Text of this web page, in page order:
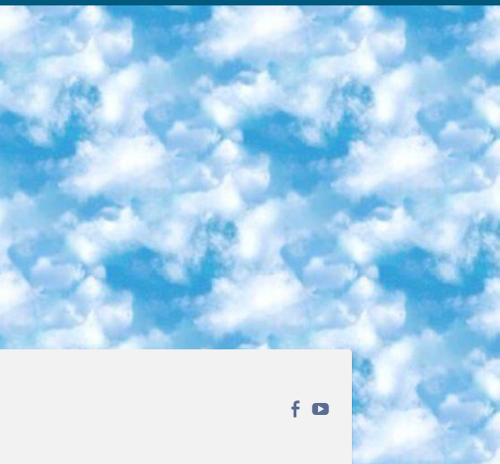
«Смартия» ориентируется на русскоязычную аудиторию, часть контента всё же доступна только на английском. 3. «Лекторий Физтеха» Проект Московского физико-технического института (Физтеха). С его помощью вы можете смотреть онлайн серии лекций, записанные на видео в этом вузе. В числе доступных предметов — физика, биология, химия, информационные технологии и другие. К некоторым лекциям администрация ресурса прилагает готовые конспекты, которые можно скачивать в PDF-формате. 4. ITMOcourses Онлайн-площадка Санкт-Петербургского национального исследовательского университета информационных технологий, механики и оптики (ИТМО). Ресурс предоставляет свободный доступ к курсам, разработанным в этом вузе. Каталог материалов разбит на четыре категории: «Оптические системы и технологии», «Приборостроение и робототехника», «Информационные технологии» и «Биотехнологии». Курсы состоят из видеолекций, интерактивных демонстраций и заданий. 5. «КиберЛенинка» Электронная научная библиотека открытого доступа. Каталог площадки регулярно обрастает текстами статей из различных научных изданий. Сгруппированные по журналам и рубрикам публикации можно читать онлайн или скачивать целиком в PDF-формате. Проект нацелен на популяризацию науки за счёт открытого доступа к качественной информации. 6. «ПостНаука» На этом ресурсе публикуют подборки видеолекций, составленные экспертами из разных отраслей и объединённые общими темами. Среди них, к примеру, есть серии «Биоинформатика и геномика», «Культура средневековой Скандинавии» и Cinema Studies о теории кино. Каждая подборка лекций — логически связанная история, рассказанная экспертом от первого лица. Кроме того, на сайте появляются научно-образовательные статьи и тесты на разные темы. 7. «Newочём» Команда проекта «Newочём» отбирает самые интересные тексты из англоязычных СМИ и переводит те из них, за которые голосуют участники сообщества «ВКонтакте». По большей части это научно-популярные статьи. Редакторы придумывают лишь заголовки, в остальном содержание переводов соответствует оригиналам. Полные тексты можно читать прямо в социальной сети. 8. InternetUrok Онлайн-база материалов по основным дисциплинам школьной программы. Информация на сайте структурирована по классам, предметам и темам (урокам). Каждый урок состоит из видеолекций и конспектов. Есть также интерактивные тренажёры и тесты для закрепления пройденного материала. Даже если вы давно окончили школу, возможность повторить программу старших классов всегда может пригодиться. 9. Edutainme Ещё один ресурс об образовании. В отличие от Newtonew, как мне кажется, Edutainme больше ориентируется на представителей индустрии: педагогов, предпринимателей, разработчиков образовательных проектов. Но и любой, кто просто стремится к саморазвитию, найдёт на сайте много полезного и интересного для себя. Например, информацию о новых курсах и образовательных сервисах. 10. Newtonew Онлайн-медиа об образовании и обучении в широком смысле. Авторы Newtonew пишут об инструментах, заведениях, тактиках и стратегиях, которые помогают учить других и получать новые знания самостоятельно. На этой площадке вы найдёте новости, обзоры, аналитические мат